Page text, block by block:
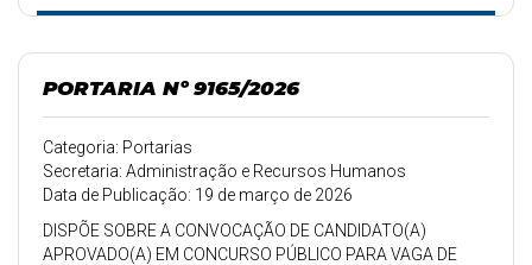
PORTARIA Nº 9165/2026
Categoria: Portarias
Secretaria: Administração e Recursos Humanos
Data de Publicação: 19 de março de 2026
DISPÕE SOBRE A CONVOCAÇÃO DE CANDIDATO(A)
APROVADO(A) EM CONCURSO PÚBLICO PARA VAGA DE